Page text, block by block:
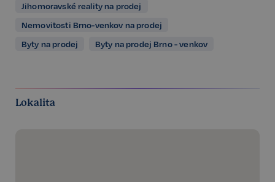
Jihomoravské reality na prodej
Nemovitosti Brno-venkov na prodej
Byty na prodej
Byty na prodej Brno - venkov
Lokalita